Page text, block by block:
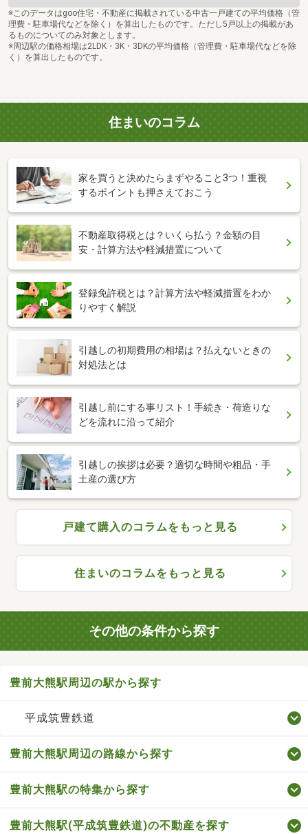
※このデータはgoo住宅・不動産に掲載されている中古一戸建ての平均価格（管
理費・駐車場代などを除く）を算出したものです。ただし5戸以上の掲載があ
るものについてのみ対象とします。
※周辺駅の価格相場は2LDK・3K・3DKの平均価格（管理費・駐車場代などを除
く）を算出したものです。
住まいのコラム
家を買うと決めたらまずやること3つ！重視
するポイントも押さえておこう
不動産取得税とは？いくら払う？金額の目
安・計算方法や軽減措置について
登録免許税とは？計算方法や軽減措置をわか
りやすく解説
引越しの初期費用の相場は？払えないときの
対処法とは
引越し前にする事リスト！手続き・荷造りな
どを流れに沿って紹介
引越しの挨拶は必要？適切な時間や粗品・手
土産の選び方
戸建て購入のコラムをもっと見る
住まいのコラムをもっと見る
その他の条件から探す
豊前大熊駅周辺の駅から探す
平成筑豊鉄道
豊前大熊駅周辺の路線から探す
豊前大熊駅の特集から探す
豊前大熊駅(平成筑豊鉄道)の不動産を探す